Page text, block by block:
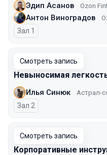
Эдип Асанов Ozon
Антон Виноградов
Зал 1
Смотреть запись
Невыносимая
Илья Синюк Астрал-
Зал 2
Смотреть запись
Корпоративные